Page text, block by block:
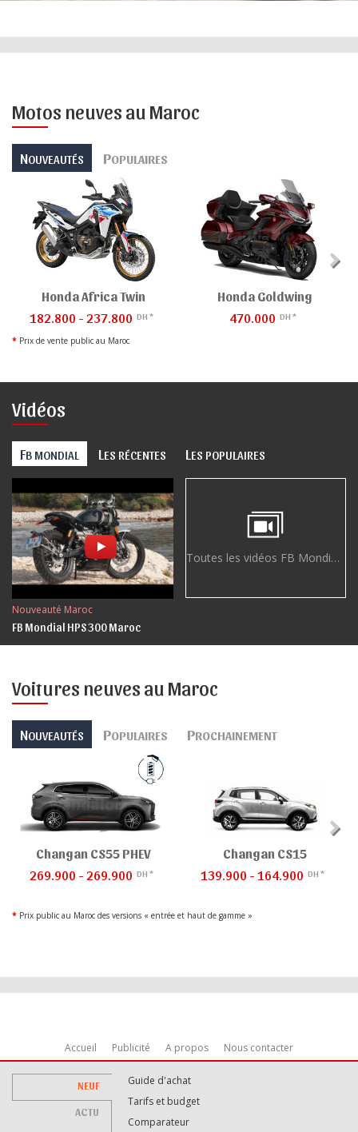
Motos neuves au Maroc
NOUVEAUTÉS POPULAIRES
Honda Africa Twin
182.800 - 237.800 DH *
Honda Goldwing
470.000 DH *
* Prix de vente public au Maroc
Vidéos
FB MONDIAL L ES RÉCENTES L ES POPULAIRES
Nouveauté Maroc
FB Mondial HPS 300 Maroc
Toutes les vidéos FB Mondial »
Voitures neuves au Maroc
NOUVEAUTÉS POPULAIRES PROCHAINEMENT
Changan CS55 PHEV
269.900 - 269.900 DH *
Changan CS15
139.900 - 164.900 DH *
* Prix public au Maroc des versions « entrée et haut de gamme »
Accueil Publicité A propos Nous contacter
NEUF
ACTU
Guide d'achat
Tarifs et budget
Comparateur